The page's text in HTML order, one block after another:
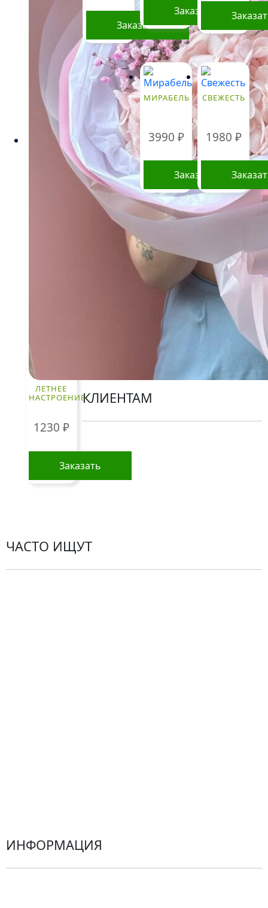
товара.
ЛЕТНЕЕ
НАСТРОЕНИЕ
1230 ₽
Заказать
Заказать
Заказать
МИРАБЕЛЬ
3990 ₽
Заказать
СВЕЖЕСТЬ
1980 ₽
Стоимость букетов и композиций, указанная
на сайте, ориентировочна и может меняться.
Окончательная цена зависит от доступности
определенных видов цветов, времени года, а
также может быть выше в периоды
праздников и предпраздничных дней.
Информация о составе букетов, ценах на
товары и услуги, представленная на данном
сайте, предназначена исключительно для
ознакомления и не является публичной
офертой, как это определено в Статье 437(2)
Гражданского кодекса Российской Федерации.
КЛИЕНТАМ
Рекомендации по уходу за цветами
ЧАСТО ИЩУТ
ИНФОРМАЦИЯ